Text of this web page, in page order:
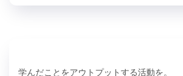
学んだことをアウトプットする活動を。